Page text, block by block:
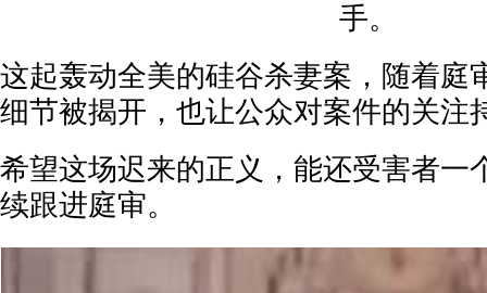
手。
这起轰动全美的硅谷杀妻案，随着庭
细节被揭开，也让公众对案件的关注
希望这场迟来的正义，能还受害者一
续跟进庭审。